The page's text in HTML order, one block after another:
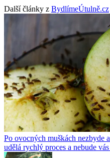
Další články z BydlímeÚtulně.cz
Po ovocných muškách nezbyde
udělá rychlý proces a nebude